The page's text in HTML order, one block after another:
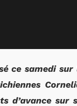
ce samedi
d’avance